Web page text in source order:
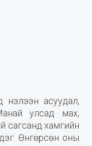
нэлээн асуудал,
улсад мах,
сагсанд хамгийн
Өнгөрсөн оны